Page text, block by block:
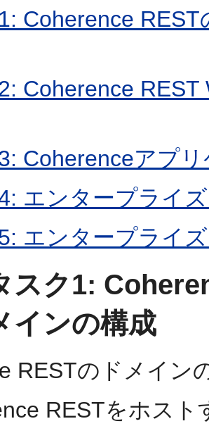
Coherence
Coherence
Coherenceアプ
エンタープライ
エンタープライ
スク1:
インの構成
RESTのドメイン
RESTをホス